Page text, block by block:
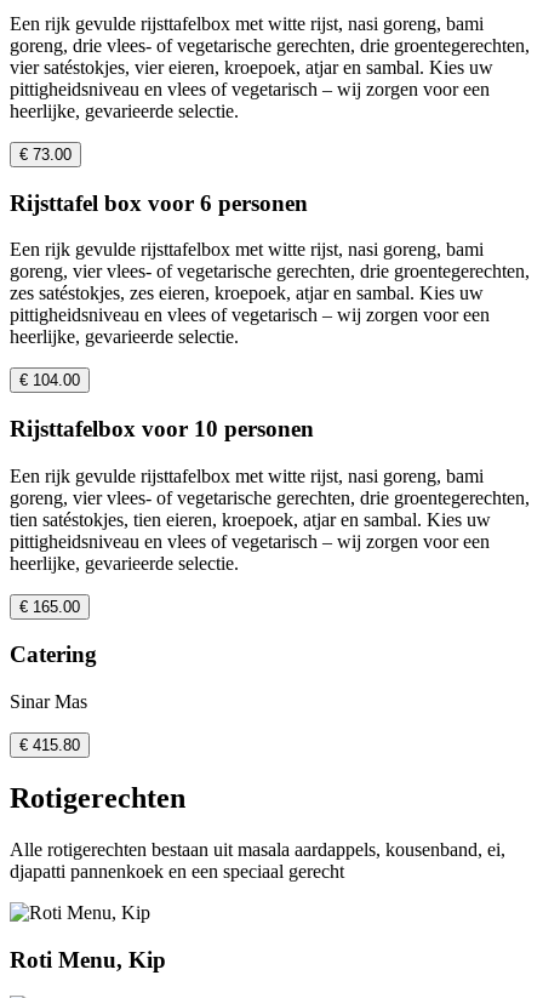
Een rijk gevulde rijsttafelbox met witte rijst, nasi goreng, bami
goreng, drie vlees- of vegetarische gerechten, drie groentegerechten,
vier satéstokjes, vier eieren, kroepoek, atjar en sambal. Kies uw
pittigheidsniveau en vlees of vegetarisch – wij zorgen voor een
heerlijke, gevarieerde selectie.
€ 73.00
Rijsttafel box voor 6 personen
Een rijk gevulde rijsttafelbox met witte rijst, nasi goreng, bami
goreng, vier vlees- of vegetarische gerechten, drie groentegerechten,
zes satéstokjes, zes eieren, kroepoek, atjar en sambal. Kies uw
pittigheidsniveau en vlees of vegetarisch – wij zorgen voor een
heerlijke, gevarieerde selectie.
€ 104.00
Rijsttafelbox voor 10 personen
Een rijk gevulde rijsttafelbox met witte rijst, nasi goreng, bami
goreng, vier vlees- of vegetarische gerechten, drie groentegerechten,
tien satéstokjes, tien eieren, kroepoek, atjar en sambal. Kies uw
pittigheidsniveau en vlees of vegetarisch – wij zorgen voor een
heerlijke, gevarieerde selectie.
€ 165.00
Catering
Sinar Mas
€ 415.80
Rotigerechten
Alle rotigerechten bestaan uit masala aardappels, kousenband, ei,
djapatti pannenkoek en een speciaal gerecht
Roti Menu, Kip